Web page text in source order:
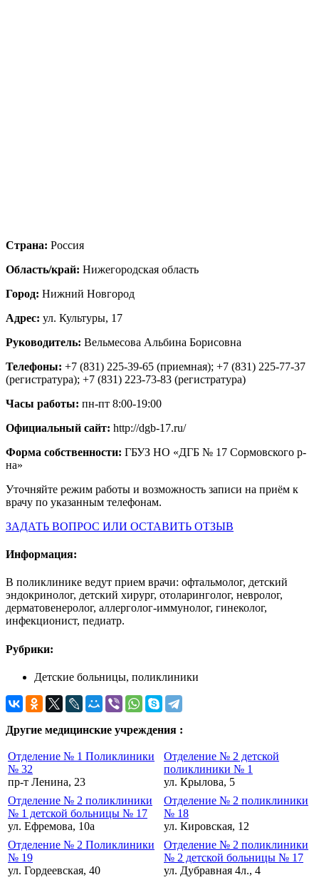
Страна: Россия
Область/край: Нижегородская область
Город: Нижний Новгород
Адрес: ул. Культуры, 17
Руководитель: Вельмесова Альбина Борисовна
Телефоны: +7 (831) 225-39-65 (приемная); +7 (831) 225-77-37
(регистратура); +7 (831) 223-73-83 (регистратура)
Часы работы: пн-пт 8:00-19:00
Официальный сайт: http://dgb-17.ru/
Форма собственности: ГБУЗ НО «ДГБ № 17 Сормовского р-
на»
Уточняйте режим работы и возможность записи на приём к
врачу по указанным телефонам.
ЗАДАТЬ ВОПРОС ИЛИ ОСТАВИТЬ ОТЗЫВ
Информация:
В поликлинике ведут прием врачи: офтальмолог, детский
эндокринолог, детский хирург, отоларинголог, невролог,
дерматовенеролог, аллерголог-иммунолог, гинеколог,
инфекционист, педиатр.
Рубрики:
Детские больницы, поликлиники
Другие медицинские учреждения :
Отделение № 1 Поликлиники
№ 32
пр-т Ленина, 23
Отделение № 2 детской
поликлиники № 1
ул. Крылова, 5
Отделение № 2 поликлиники
№ 1 детской больницы № 17
ул. Ефремова, 10а
Отделение № 2 поликлиники
№ 18
ул. Кировская, 12
Отделение № 2 Поликлиники
№ 19
ул. Гордеевская, 40
Отделение № 2 поликлиники
№ 2 детской больницы № 17
ул. Дубравная 4л., 4